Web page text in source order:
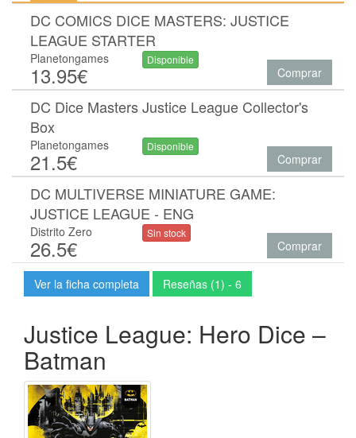
DC COMICS DICE MASTERS: JUSTICE
LEAGUE STARTER
Planetongames
13.95€
Disponible
Comprar
DC Dice Masters Justice League Collector's
Box
Planetongames
21.5€
Disponible
Comprar
DC MULTIVERSE MINIATURE GAME:
JUSTICE LEAGUE - ENG
Distrito Zero
26.5€
Sin stock
Comprar
Ver la ficha completa Reseñas (1) - 6
Justice League: Hero Dice –
Batman